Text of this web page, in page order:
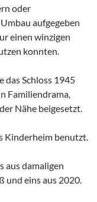
oder
aufgegeben
einen winzigen
konnten.
das Schloss 1945
Familiendrama,
Nähe beigesetzt.
Kinderheim benutzt.
aus damaligen
und eins aus 2020.